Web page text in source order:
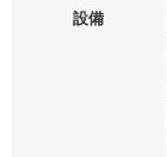
設備